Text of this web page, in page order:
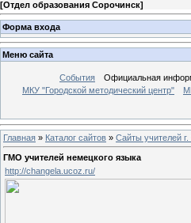
[Отдел образования Сорочинск]
Форма входа
Меню сайта
События Официальная
МКУ "Городской методический центр"
Главная » Каталог сайтов » Сайты учителей
ГМО учителей немецкого языка
http://changela.ucoz.ru/